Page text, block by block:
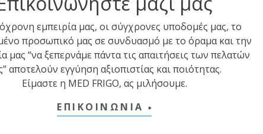
εμπειρία μας, οι σύγχρονες υποδομές μας, το
προσωπικό μας σε συνδυασμό με το όραμα και την
μας “να ξεπερνάμε πάντα τις απαιτήσεις των πελατών
αποτελούν εγγύηση αξιοπιστίας και ποιότητας.
Είμαστε η MED FRIGO, ας μιλήσουμε.
ΕΠΙΚΟΙΝΩΝΙΑ